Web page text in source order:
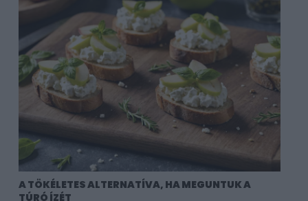
A TÖKÉLETES ALTERNATÍVA, HA MEGUNTUK A
TÚRÓ ÍZÉT